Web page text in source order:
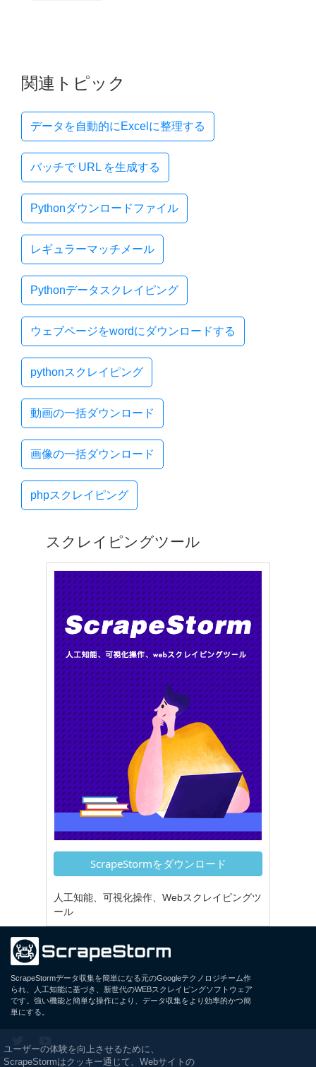
関連トピック
データを自動的にExcelに整理する
バッチで URL を生成する
Pythonダウンロードファイル
レギュラーマッチメール
Pythonデータスクレイピング
ウェブページをwordにダウンロードする
pythonスクレイピング
動画の一括ダウンロード
画像の一括ダウンロード
phpスクレイピング
スクレイピングツール
ScrapeStormをダウンロード
人工知能、可視化操作、Webスクレイピングツ
ール
ScrapeStormデータ収集を簡単になる元のGoogleテクノロジチーム作
られ、人工知能に基づき、新世代のWEBスクレイピングソフトウェア
です。強い機能と簡単な操作により、データ収集をより効率的かつ簡
単にする。
ユーザーの体験を向上させるために、
ScrapeStormはクッキー通じて、Webサイトの